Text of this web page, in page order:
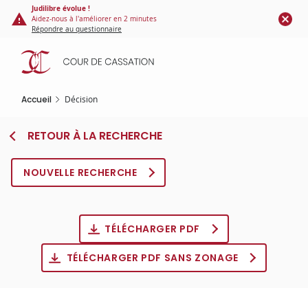
Panneau de gestion des cookies
contenu
principal
Judilibre évolue !
Aidez-nous à l'améliorer en 2 minutes
Répondre au questionnaire
Accueil Décision
RETOUR À LA RECHERCHE
NOUVELLE RECHERCHE
TÉLÉCHARGER PDF
TÉLÉCHARGER PDF SANS ZONAGE